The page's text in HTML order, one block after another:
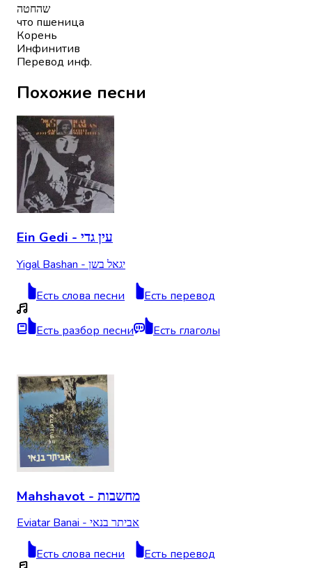
שהחטה
что пшеница
Корень
Инфинитив
Перевод инф.
Похожие песни
Ein Gedi - עין גדי
Yigal Bashan - יגאל בשן
Есть слова песни Есть перевод
Есть разбор песни Есть глаголы
Mahshavot - מחשבות
Eviatar Banai - אביתר בנאי
Есть слова песни Есть перевод